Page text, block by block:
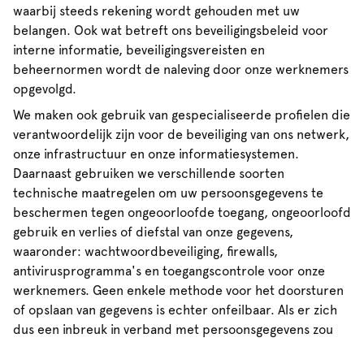
waarbij steeds rekening wordt gehouden met uw
belangen. Ook wat betreft ons beveiligingsbeleid voor
interne informatie, beveiligingsvereisten en
beheernormen wordt de naleving door onze werknemers
opgevolgd.
We maken ook gebruik van gespecialiseerde profielen die
verantwoordelijk zijn voor de beveiliging van ons netwerk,
onze infrastructuur en onze informatiesystemen.
Daarnaast gebruiken we verschillende soorten
technische maatregelen om uw persoonsgegevens te
beschermen tegen ongeoorloofde toegang, ongeoorloofd
gebruik en verlies of diefstal van onze gegevens,
waaronder: wachtwoordbeveiliging, firewalls,
antivirusprogramma's en toegangscontrole voor onze
werknemers. Geen enkele methode voor het doorsturen
of opslaan van gegevens is echter onfeilbaar. Als er zich
dus een inbreuk in verband met persoonsgegevens zou